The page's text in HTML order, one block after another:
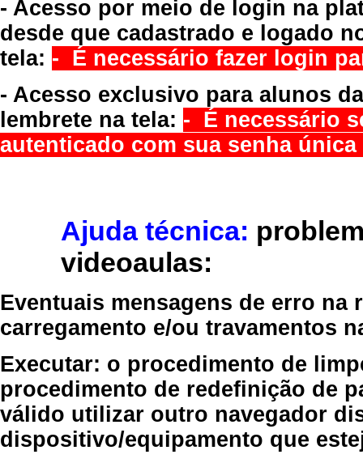
- Acesso por meio de login na
desde que cadastrado e logado
tela: - É necessário fazer login
- Acesso exclusivo para alunos
lembrete na tela: - É necessário
autenticado com sua senha
Ajuda técnica:
videoaulas:
Eventuais mensagens de erro
carregamento e/ou travamentos
Executar: o procedimento de
procedimento de redefinição de
válido utilizar outro navegador
dispositivo/equipamento que